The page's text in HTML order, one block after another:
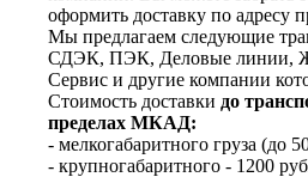
оформить доставку по адресу
Мы предлагаем следующие
СДЭК, ПЭК, Деловые линии,
Сервис и другие компании
Стоимость доставки до
пределах МКАД:
- мелкогабаритного груза (до
- крупногабаритного - 1200